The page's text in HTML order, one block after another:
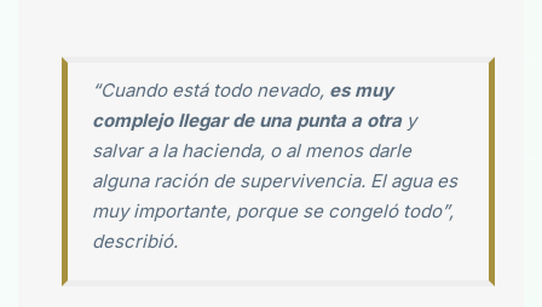
“Cuando está todo nevado, es muy
complejo llegar de una punta a otray
salvar a la hacienda, o al menos darle
alguna ración de supervivencia. El agua es
muy importante, porque se congeló todo”,
describió.